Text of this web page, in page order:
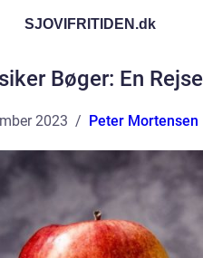
SJOVIFRITIDEN.dk
Bøger: En
2023 Peter Mortensen